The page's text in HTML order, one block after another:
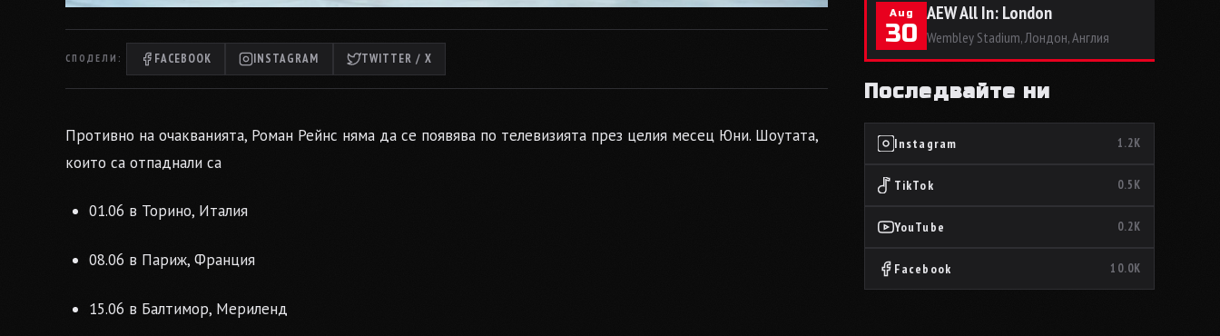
СПОДЕЛИ: FACEBOOK INSTAGRAM TWITTER / X
Противно на очакванията, Роман Рейнс няма да се появява по телевизията през целия месец Юни. Шоутата,
които са отпаднали са
01.06 в Торино, Италия
08.06 в Париж, Франция
15.06 в Балтимор, Мериленд
Aug
30
AEW All In: London
Wembley Stadium, Лондон, Англия
Последвайте ни
Instagram 1.2K
TikTok 0.5K
YouTube 0.2K
Facebook 10.0K